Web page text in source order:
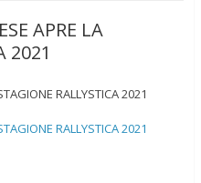
APRE LA
2021
RALLYSTICA 2021
RALLYSTICA 2021